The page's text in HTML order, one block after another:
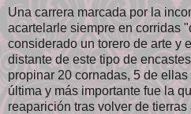
Una carrera marcada por la
acartelarle siempre en corridas
considerado un torero de arte y
distante de este tipo de
propinar 20 cornadas, 5 de
última y más importante fue la
reaparición tras volver de